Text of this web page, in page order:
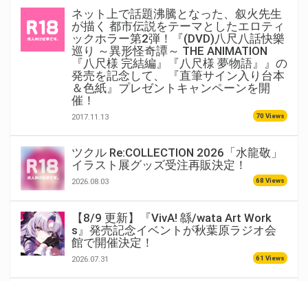
ネット上で話題沸騰となった、叙火先生
が描く 都市伝説をテーマとしたエロティ
ックホラー第2弾！『(DVD)八尺八話快樂
巡り ～異形怪奇譚～ THE ANIMATION
『八尺様 完結編』『八尺様 夢物語』』の
発売を記念して、 『直筆サイン入り台本
＆色紙』プレゼントキャンペーンを開
催！
2017.11.13 70 Views
ツクル Re:COLLECTION 2026「水龍敬」
イラスト展グッズ受注再販決定！
2026.08.03 68 Views
【8/9 更新】『VivA! 緜/wata Art Work
s』発売記念イベントが秋葉原ラジオ会
館で開催決定！
2026.07.31 61 Views